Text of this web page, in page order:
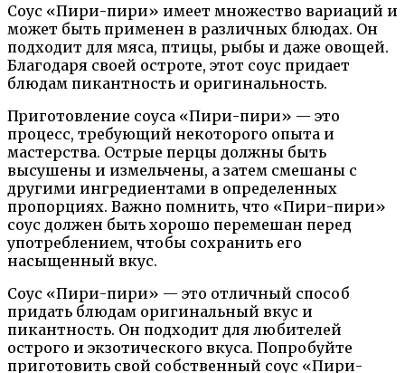
Соус «Пири-пири» имеет множество вариаций и
может быть применен в различных блюдах. Он
подходит для мяса, птицы, рыбы и даже овощей.
Благодаря своей остроте, этот соус придает
блюдам пикантность и оригинальность.
Приготовление соуса «Пири-пири» — это
процесс, требующий некоторого опыта и
мастерства. Острые перцы должны быть
высушены и измельчены, а затем смешаны с
другими ингредиентами в определенных
пропорциях. Важно помнить, что «Пири-пири»
соус должен быть хорошо перемешан перед
употреблением, чтобы сохранить его
насыщенный вкус.
Соус «Пири-пири» — это отличный способ
придать блюдам оригинальный вкус и
пикантность. Он подходит для любителей
острого и экзотического вкуса. Попробуйте
приготовить свой собственный соус «Пири-